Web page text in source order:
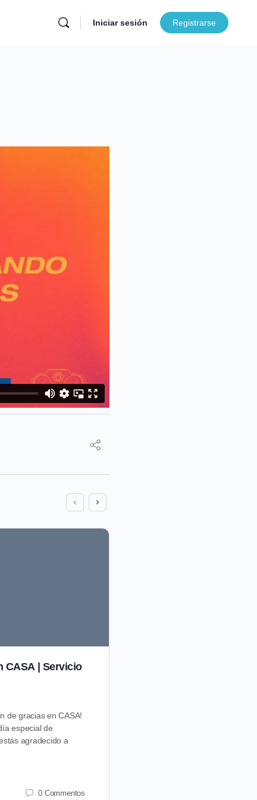
Iniciar sesión Registrarse
CASA | Servicio
de gracias en CASA!
especial de
agradecido a
0 Commentos